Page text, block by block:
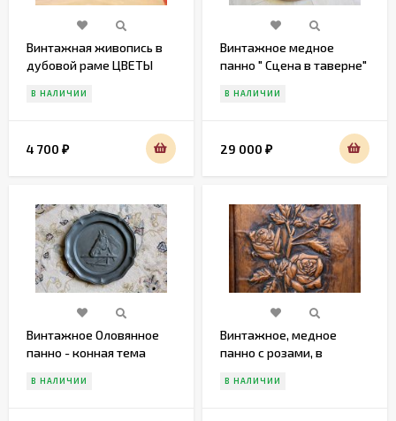
Винтажная живопись в
дубовой раме ЦВЕТЫ
В НАЛИЧИИ
4 700 ₽
Винтажное медное
панно " Сцена в таверне"
В НАЛИЧИИ
29 000 ₽
Винтажное Оловянное
панно - конная тема
В НАЛИЧИИ
Винтажное, медное
панно с розами, в
Европа. 20 век.
В НАЛИЧИИ